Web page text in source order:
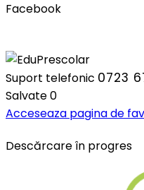
Facebook
Suport telefonic 0723
Salvate0
Acceseaza pagina de
Descărcare în progres